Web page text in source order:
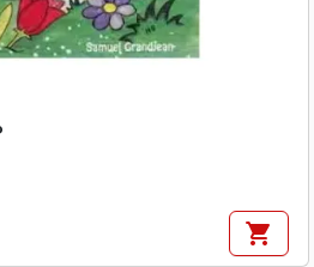
shopping_cart